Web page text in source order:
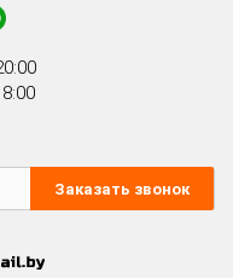
Заказать звонок